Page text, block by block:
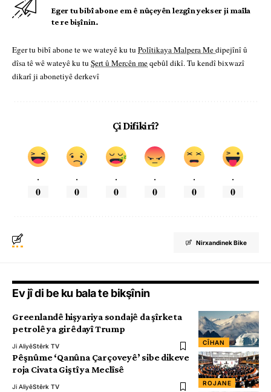
Eger tu bibî abone em ê nûçeyên lezgîn yekser ji maîla
te re bişînin.
Eger tu bibî abone te we wateyê ku tu Polîtikaya Malpera Medipejînî û
dîsa tê wê wateyê ku tu Şert û Mercên meqebûl dikî. Tu kendî bixwazî
dikarî ji abonetiyê derkevî
Çi Difikirî?
.
0
.
0
.
0
.
0
.
0
.
0
Nirxandinek Bike
Ev jî di be ku bala te bikşînin
CÎHAN
Greenlandê hişyariya sondajê da şîrketa
petrolê ya girêdayî Trump
Ji AliyêStêrk TV
ROJANE
Pêşnûme ‘Qanûna Çarçoveyê’ sibe dikeve
roja Civata Giştî ya Meclîsê
Ji AliyêStêrk TV